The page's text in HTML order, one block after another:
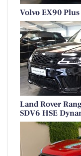
Volvo EX90
Land Rover
SDV6 HSE